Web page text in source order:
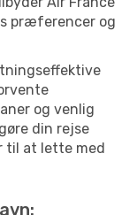
præferencer og
og venlig
din rejse
til at lette med